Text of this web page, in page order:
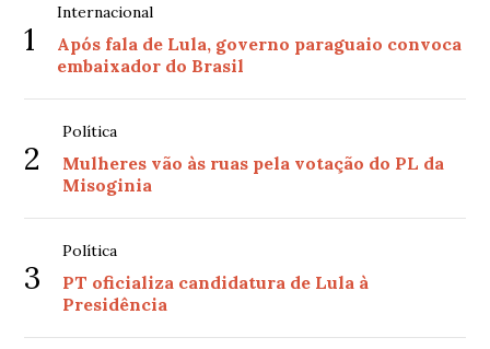
1
Internacional
Após fala de Lula, governo paraguaio convoca
embaixador do Brasil
2
Política
Mulheres vão às ruas pela votação do PL da
Misoginia
3
Política
PT oficializa candidatura de Lula à
Presidência